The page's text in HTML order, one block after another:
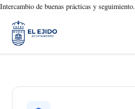
Intercambio de buenas prácticas y seguimiento.